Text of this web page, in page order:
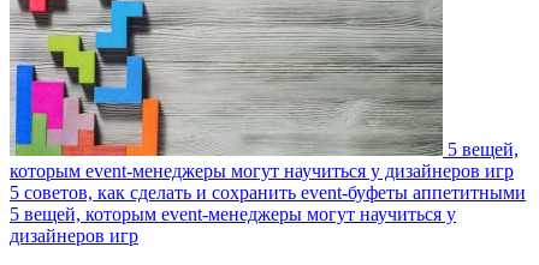
5 вещей,
которым event-менеджеры могут научиться у дизайнеров игр
5 советов, как сделать и сохранить event-буфеты аппетитными
5 вещей, которым event-менеджеры могут научиться у
дизайнеров игр